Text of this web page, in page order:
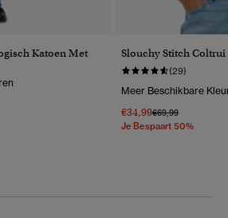
Katoen Met
Slouchy Stitch Coltrui
(29)
Meer Beschikbare
€34,99Prijs Verlaagd Van
€69,99Naar
Je Bespaart 50%